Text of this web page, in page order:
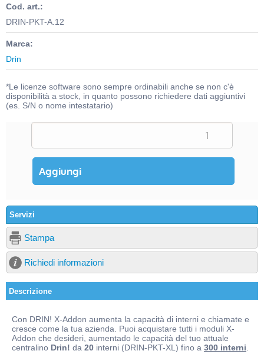
Cod. art.:
DRIN-PKT-A.12
Marca:
Drin
*Le licenze software sono sempre ordinabili anche se non c'è
disponibilità a stock, in quanto possono richiedere dati aggiuntivi
(es. S/N o nome intestatario)
Servizi
Stampa
Richiedi informazioni
Descrizione
Con DRIN! X-Addon aumenta la capacità di interni e chiamate e
cresce come la tua azienda. Puoi acquistare tutti i moduli X-
Addon che desideri, aumentado le capacità del tuo attuale
centralino Drin! da 20 interni (DRIN-PKT-XL) fino a 300 interni